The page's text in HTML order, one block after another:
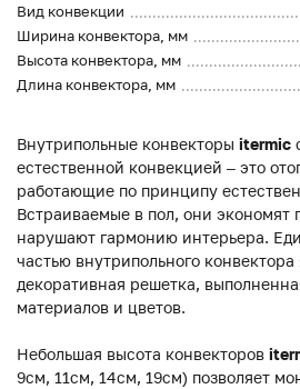
Вид конвекции
Ширина конвектора, мм
Высота конвектора, мм
Длина конвектора, мм
Внутрипольные конвекторы itermic
естественной конвекцией – это
работающие по принципу
Встраиваемые в пол, они экономят
нарушают гармонию интерьера.
частью внутрипольного конвектора
декоративная решетка,
материалов и цветов.
Небольшая высота конвекторов
9см, 11см, 14см, 19см) позволяет